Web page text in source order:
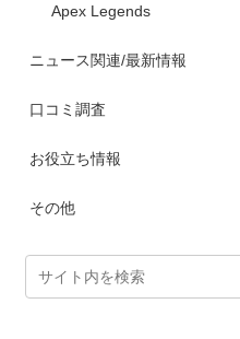
Apex Legends
ニュース関連/最新情報
口コミ調査
お役立ち情報
その他